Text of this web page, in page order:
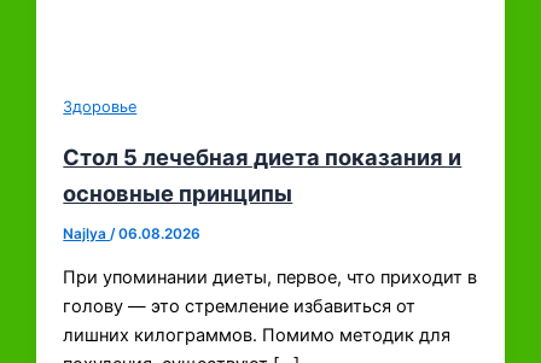
Здоровье
Стол 5 лечебная диета показания и
основные принципы
Najlya/06.08.2026
При упоминании диеты, первое, что приходит в
голову — это стремление избавиться от
лишних килограммов. Помимо методик для